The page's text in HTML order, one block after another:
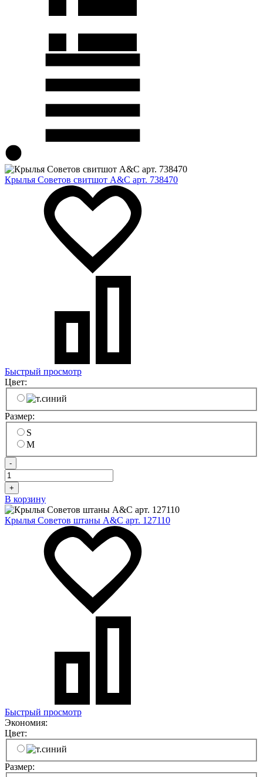
Крылья Советов свитшот A&C арт. 738470
Быстрый просмотр
Цвет:
Размер:
S
M
-
+
В корзину
Крылья Советов штаны A&C арт. 127110
Быстрый просмотр
Экономия:
Цвет:
Размер: